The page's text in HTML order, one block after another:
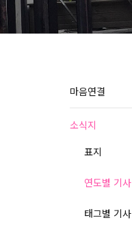
마음연결
소식지
표지
연도별 기사
태그별 기사